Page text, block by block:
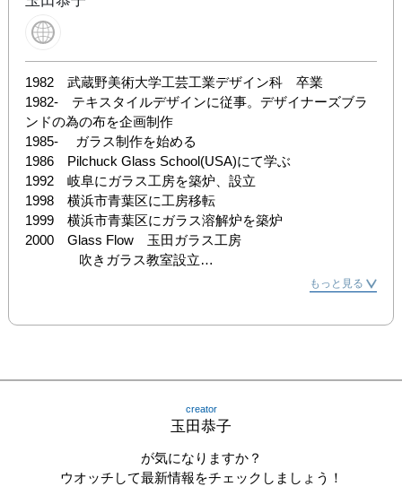
1982　武蔵野美術大学工芸工業デザイン科　卒業
1982-　テキスタイルデザインに従事。デザイナーズブラ
ンドの為の布を企画制作
1985-　 ガラス制作を始める
1986　Pilchuck Glass School(USA)にて学ぶ
1992　岐阜にガラス工房を築炉、設立
1998　横浜市青葉区に工房移転
1999　横浜市青葉区にガラス溶解炉を築炉
2000　Glass Flow　玉田ガラス工房
吹きガラス教室設立
もっと見る
creator
玉田恭子
が気になりますか？
ウオッチして最新情報をチェックしましょう！